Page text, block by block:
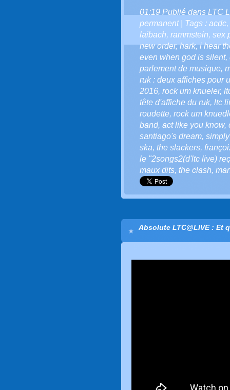
01:19 Publié dans LTC
permanent| Tags : acdc,
laibach, rammstein, sex
new order,hark,i hear
even when god is silent,
parlement de musique,
ruk : deux affiches pour
2016, rock um knueler,
tête d'affiche du ruk, ltc
roudette, rock um
band, act like you know,
santiago's dream,
ska, the slackers,
le "2songs2(d'ltc live)
maux dits, the clash,
Absolute LTC@LIVE : Et